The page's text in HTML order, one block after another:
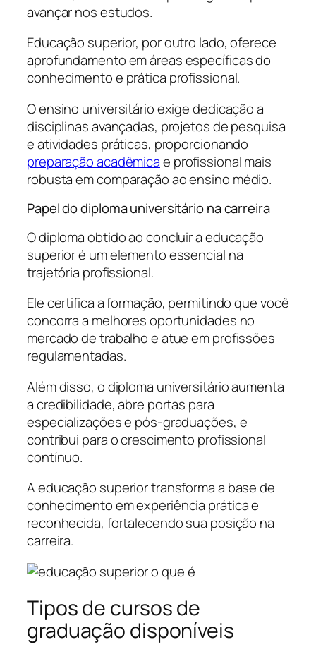
avançar nos estudos.
Educação superior, por outro lado, oferece
aprofundamento em áreas específicas do
conhecimento e prática profissional.
O ensino universitário exige dedicação a
disciplinas avançadas, projetos de pesquisa
e atividades práticas, proporcionando
preparação acadêmicae profissional mais
robusta em comparação ao ensino médio.
Papel do diploma universitário na carreira
O diploma obtido ao concluir a educação
superior é um elemento essencial na
trajetória profissional.
Ele certifica a formação, permitindo que você
concorra a melhores oportunidades no
mercado de trabalho e atue em profissões
regulamentadas.
Além disso, o diploma universitário aumenta
a credibilidade, abre portas para
especializações e pós-graduações, e
contribui para o crescimento profissional
contínuo.
A educação superior transforma a base de
conhecimento em experiência prática e
reconhecida, fortalecendo sua posição na
carreira.
Tipos de cursos de
graduação disponíveis